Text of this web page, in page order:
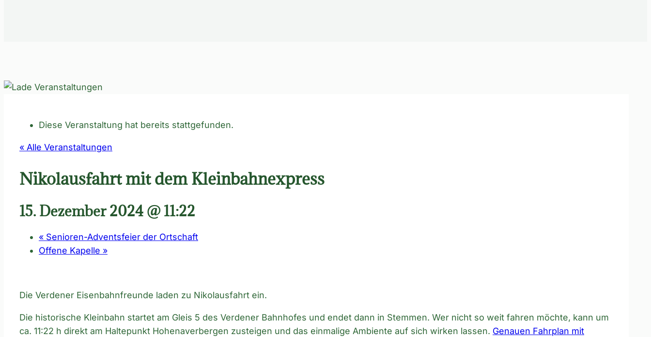
Diese Veranstaltung hat bereits stattgefunden.
« Alle Veranstaltungen
Nikolausfahrt mit dem Kleinbahnexpress
15. Dezember 2024 @ 11:22
« Senioren-Adventsfeier der Ortschaft
Offene Kapelle »
Die Verdener Eisenbahnfreunde laden zu Nikolausfahrt ein.
Die historische Kleinbahn startet am Gleis 5 des Verdener Bahnhofes und endet dann in Stemmen. Wer nicht so weit fahren möchte, kann um
ca. 11:22 h direkt am Haltepunkt Hohenaverbergen zusteigen und das einmalige Ambiente auf sich wirken lassen. Genauen Fahrplan mit